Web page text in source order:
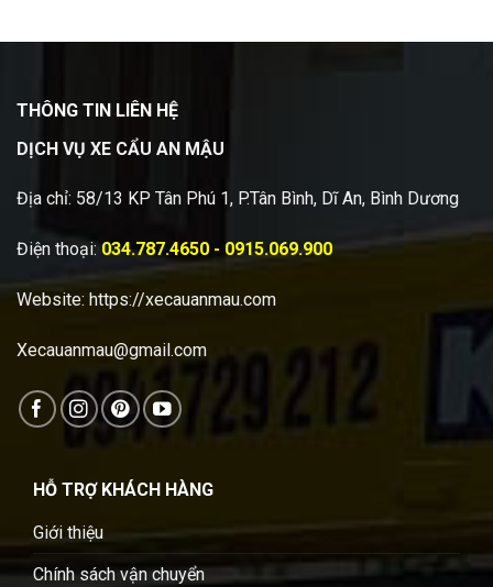
THÔNG TIN LIÊN HỆ
DỊCH VỤ XE CẨU AN MẬU
Địa chỉ: 58/13 KP Tân Phú 1, P.Tân Bình, Dĩ An, Bình Dương
Điện thoại: 034.787.4650 - 0915.069.900
Website: https://xecauanmau.com
Xecauanmau@gmail.com
HỖ TRỢ KHÁCH HÀNG
Giới thiệu
Chính sách vận chuyển